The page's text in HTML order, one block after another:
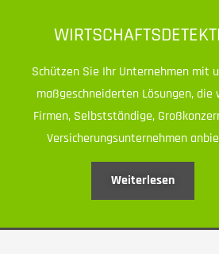
Schützen Sie Ihr Unternehmen mit
maßgeschneiderten Lösungen, die
Firmen, Selbstständige,
Versicherungsunternehmen
Weiterlesen